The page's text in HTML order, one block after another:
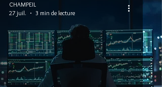
CHAMPEIL
27 juil.
3 min de lecture